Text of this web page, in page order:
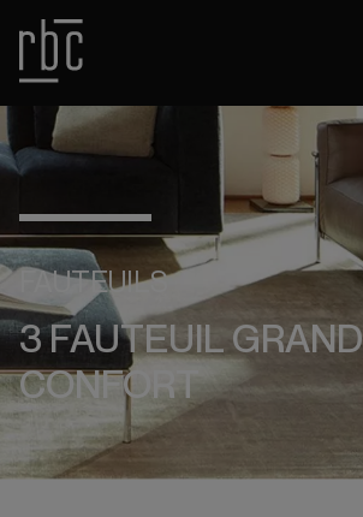
FAUTEUILS
3 FAUTEUIL GRAND
CONFORT